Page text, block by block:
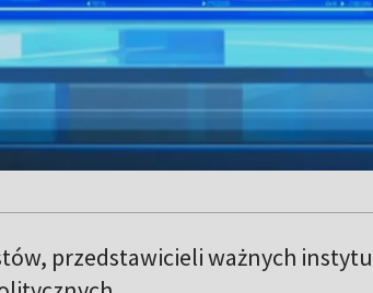
przedstawicieli ważnych